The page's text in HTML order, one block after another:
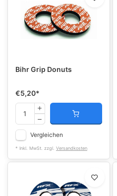
Bihr Grip Donuts
€5,20*
Vergleichen
* Inkl. MwSt. zzgl. Versandkosten